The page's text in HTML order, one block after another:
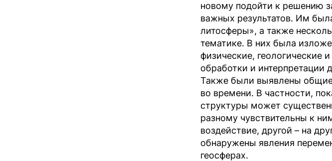
новому подойти к решению
важных результатов. Им
литосферы», а также
тематике. В них была
физические, геологические
обработки и
Также были выявлены общие
во времени. В частности,
структуры может
разному чувствительны к
воздействие, другой – на
обнаружены явления
геосферах.